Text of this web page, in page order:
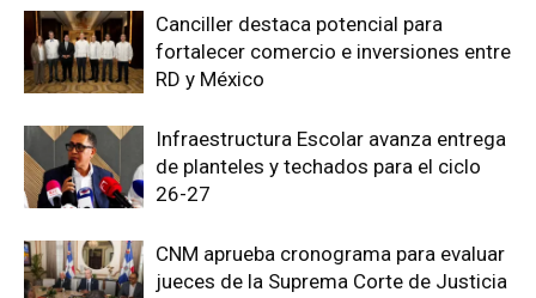
Canciller destaca potencial para
fortalecer comercio e inversiones entre
RD y México
Infraestructura Escolar avanza entrega
de planteles y techados para el ciclo
26-27
CNM aprueba cronograma para evaluar
jueces de la Suprema Corte de Justicia